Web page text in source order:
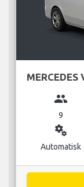
MERCEDES
group
9
miscellaneous_services
Automatisk